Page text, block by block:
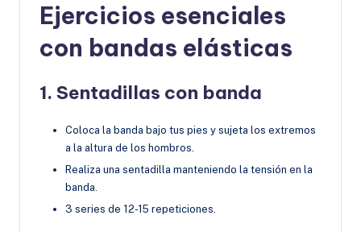
Ejercicios esenciales
con bandas elásticas
1. Sentadillas con banda
Coloca la banda bajo tus pies y sujeta los extremos
a la altura de los hombros.
Realiza una sentadilla manteniendo la tensión en la
banda.
3 series de 12-15 repeticiones.